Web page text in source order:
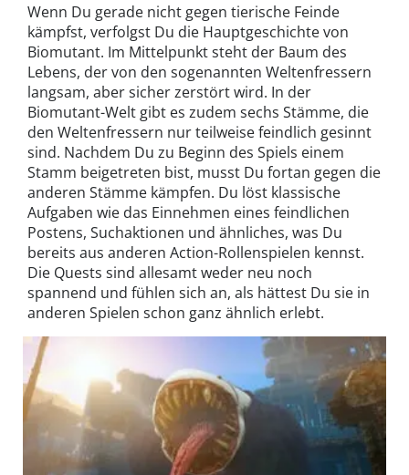
Wenn Du gerade nicht gegen tierische Feinde
kämpfst, verfolgst Du die Hauptgeschichte von
Biomutant. Im Mittelpunkt steht der Baum des
Lebens, der von den sogenannten Weltenfressern
langsam, aber sicher zerstört wird. In der
Biomutant-Welt gibt es zudem sechs Stämme, die
den Weltenfressern nur teilweise feindlich gesinnt
sind. Nachdem Du zu Beginn des Spiels einem
Stamm beigetreten bist, musst Du fortan gegen die
anderen Stämme kämpfen. Du löst klassische
Aufgaben wie das Einnehmen eines feindlichen
Postens, Suchaktionen und ähnliches, was Du
bereits aus anderen Action-Rollenspielen kennst.
Die Quests sind allesamt weder neu noch
spannend und fühlen sich an, als hättest Du sie in
anderen Spielen schon ganz ähnlich erlebt.